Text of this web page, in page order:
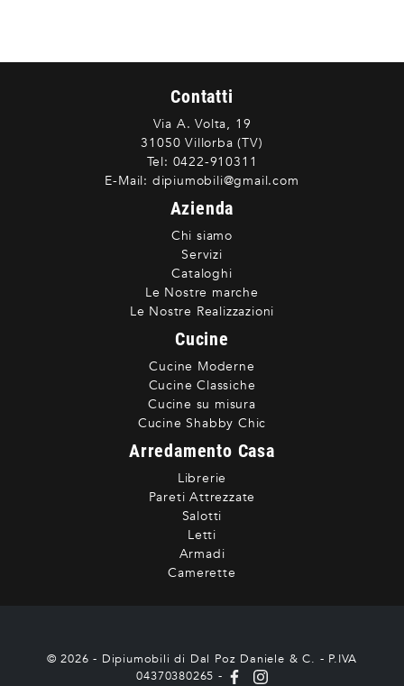
Contatti
Via A. Volta, 19
31050 Villorba (TV)
Tel: 0422-910311
E-Mail: dipiumobili@gmail.com
Azienda
Chi siamo
Servizi
Cataloghi
Le Nostre marche
Le Nostre Realizzazioni
Cucine
Cucine Moderne
Cucine Classiche
Cucine su misura
Cucine Shabby Chic
Arredamento Casa
Librerie
Pareti Attrezzate
Salotti
Letti
Armadi
Camerette
© 2026 - Dipiumobili di Dal Poz Daniele & C. - P.IVA
04370380265 -